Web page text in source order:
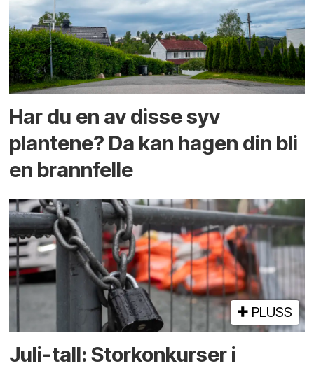
Har du en av disse syv
plantene? Da kan hagen din bli
en brannfelle
PLUSS
Juli-tall: Storkonkurser i